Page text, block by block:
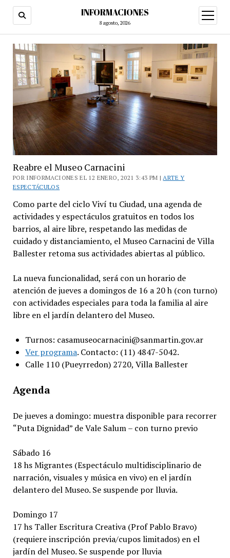
INFORMACIONES
8 agosto, 2026
abrir
menú
Reabre el Museo Carnacini
POR INFORMACIONES EL 12 ENERO, 2021 3:43 PM |ARTE Y
ESPECTÁCULOS
Como parte del ciclo Viví tu Ciudad, una agenda de
actividades y espectáculos gratuitos en todos los
barrios, al aire libre, respetando las medidas de
cuidado y distanciamiento, el Museo Carnacini de Villa
Ballester retoma sus actividades abiertas al público.
La nueva funcionalidad, será con un horario de
atención de jueves a domingos de 16 a 20 h (con turno)
con actividades especiales para toda la familia al aire
libre en el jardín delantero del Museo.
Turnos: casamuseocarnacini@sanmartin.gov.ar
Ver programa. Contacto: (11) 4847-5042.
Calle 110 (Pueyrredon) 2720, Villa Ballester
Agenda
De jueves a domingo: muestra disponible para recorrer
“Puta Dignidad” de Vale Salum – con turno previo
Sábado 16
18 hs Migrantes (Espectáculo multidisciplinario de
narración, visuales y música en vivo) en el jardín
delantero del Museo. Se suspende por lluvia.
Domingo 17
17 hs Taller Escritura Creativa (Prof Pablo Bravo)
(requiere inscripción previa/cupos limitados) en el
jardín del Museo. Se suspende por lluvia